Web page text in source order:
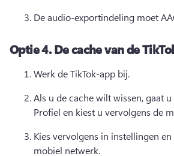
De audio-exportindeling moet
Optie 4.De cache van de
Werk de TikTok-app bij.
Als u de cache wilt wissen, gaat
Profiel en kiest u vervolgens de
Kies vervolgens in instellingen
mobiel netwerk.